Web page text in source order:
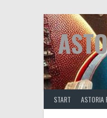
START ASTORIA